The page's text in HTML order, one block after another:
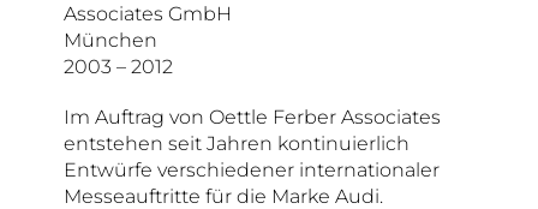
Associates GmbH
München
2003 – 2012
Im Auftrag von Oettle Ferber Associates
entstehen seit Jahren kontinuierlich
Entwürfe verschiedener internationaler
Messeauftritte für die Marke Audi.